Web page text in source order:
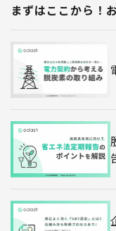
まずはここから！